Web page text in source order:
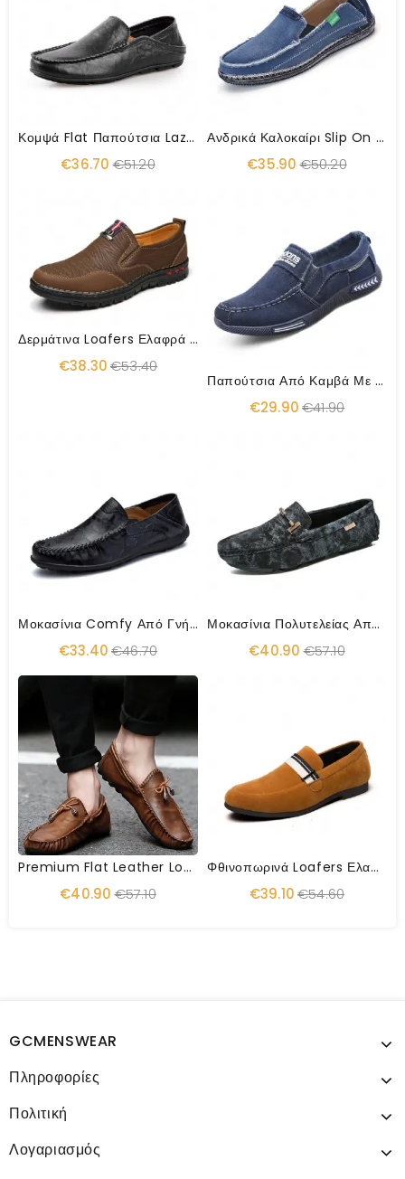
Κομψά Flat Παπούτσια Lazy Style
€36.70 €51.20
Ανδρικά Καλοκαίρι Slip On Επίπεδα Παπούτσια Loafers Ελαφρά Παπούτσια
€35.90 €50.20
Δερμάτινα Loafers Ελαφρά Παπούτσια Slip-On Παπούτσια
€38.30€53.40
Παπούτσια Από Καμβά Με Διαπνέον Επίπεδα Παπούτσια
€29.90€41.90
Μοκασίνια Comfy Από Γνήσιο Δέρμα
€33.40€46.70
Μοκασίνια Πολυτελείας Από Γνήσιο Δέρμα
€40.90 €57.10
Premium Flat Leather Loafer Mocassin
€40.90 €57.10
Φθινοπωρινά Loafers Ελαφρά Παπούτσια Breathable Επίπεδα Παπούτσια
€39.10€54.60
GCMENSWEAR
Πληροφορίες
Πολιτική
Λογαριασμός